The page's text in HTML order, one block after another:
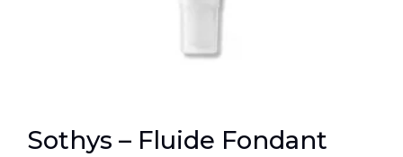
Sothys – Fluide Fondant